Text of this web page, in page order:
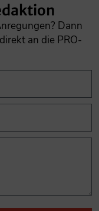
Dann
an die PRO-